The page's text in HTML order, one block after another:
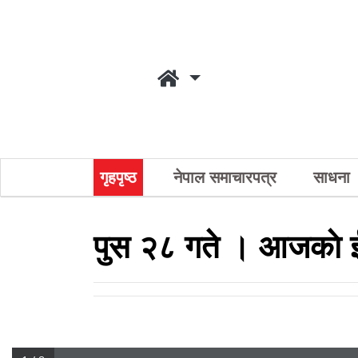
गृहपृष्ठ नेपाल समाचारपत्र साधना
पुस २८ गते । आजकाे